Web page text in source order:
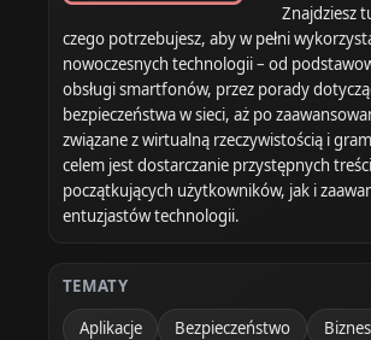
Znajdziesz
czego potrzebujesz, aby w pełni
nowoczesnych technologii – od
obsługi smartfonów, przez porady
bezpieczeństwa w sieci, aż po
związane z wirtualną rzeczywistością i
celem jest dostarczanie przystępnych
początkujących użytkowników, jak i
entuzjastów technologii.
TEMATY
Aplikacje
Bezpieczeństwo Biznes